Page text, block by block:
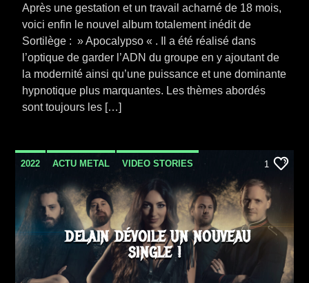
Après une gestation et un travail acharné de 18 mois,
voici enfin le nouvel album totalement inédit de
Sortilège : » Apocalypso « . Il a été réalisé dans
l’optique de garder l’ADN du groupe en y ajoutant de
la modernité ainsi qu’une puissance et une dominante
hypnotique plus marquantes. Les thèmes abordés
sont toujours les […]
2022 ACTU METAL VIDEO STORIES 1
DELAIN DÉVOILE UN NOUVEAU
SINGLE !